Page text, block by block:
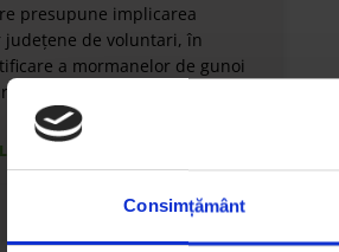
Consimțământ
presupune implicarea
de voluntari, în
a mormanelor de gunoi
Din luna iunie si până în
»